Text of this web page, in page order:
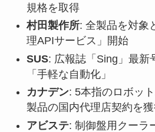
規格を取得
村田製作所: 全製品を対象
理APIサービス」開始
SUS: 広報誌「Sing」最新
「手軽な自動化」
カナデン: 5本指のロボッ
製品の国内代理店契約を
アビステ: 制御盤用クーラ